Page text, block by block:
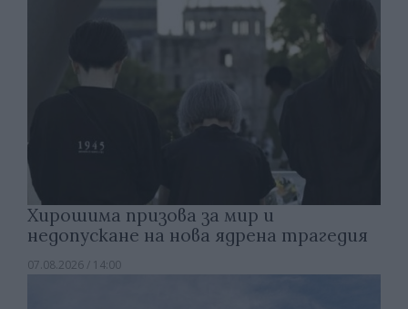
Хирошима призова за мир и
недопускане на нова ядрена трагедия
07.08.2026 / 14:00